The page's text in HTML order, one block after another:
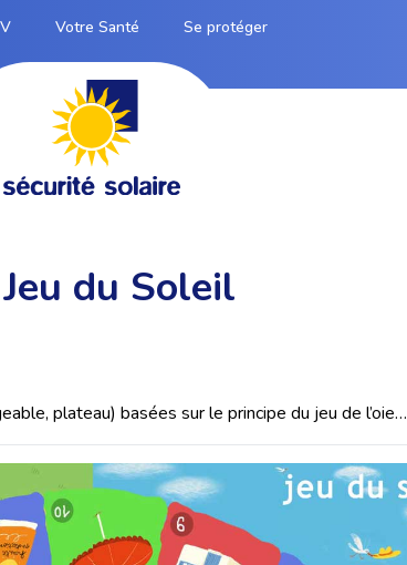
Votre Santé
Se protéger
du Soleil
plateau) basées sur le principe du jeu de l’oie…